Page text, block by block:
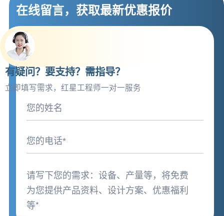
在线留言，获取最新优惠报价
有疑问？要支持？需指导？
立即填写需求，红星工程师一对一服务